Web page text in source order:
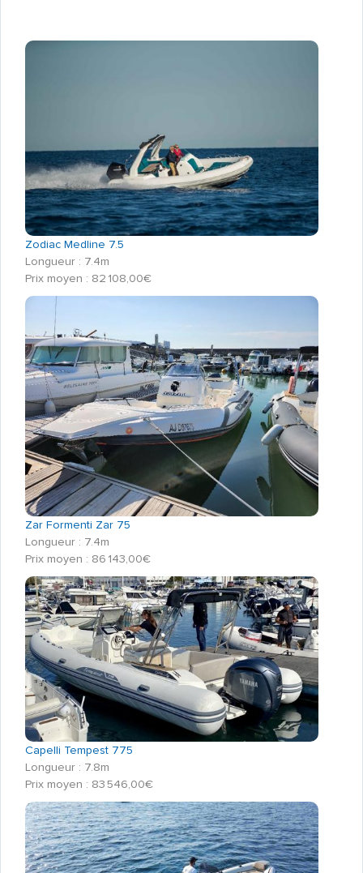
Zodiac Medline 7.5
Longueur : 7.4m
Prix moyen : 82 108,00€
Zar Formenti Zar 75
Longueur : 7.4m
Prix moyen : 86 143,00€
Capelli Tempest 775
Longueur : 7.8m
Prix moyen : 83 546,00€